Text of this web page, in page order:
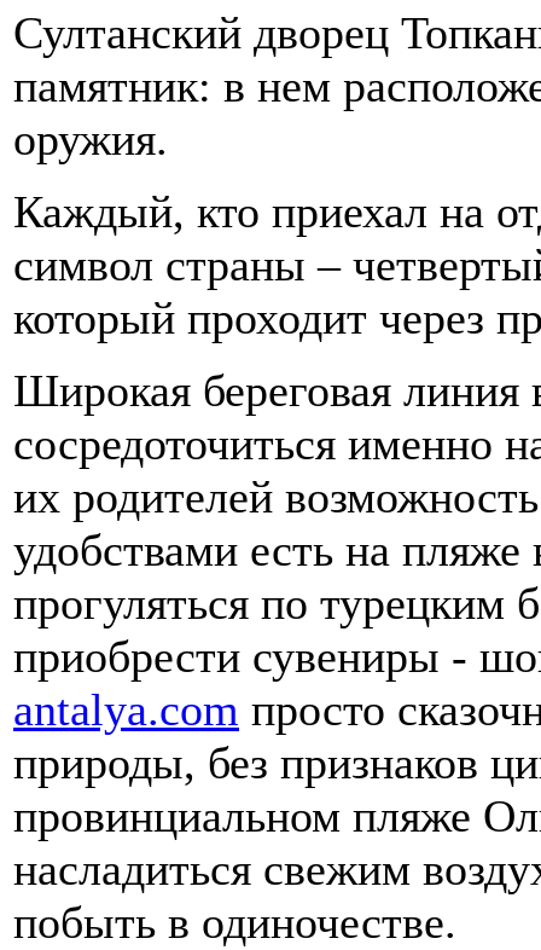
Султанский дворец
памятник: в нем
оружия.
Каждый, кто приехал на
символ страны –
который проходит через
Широкая береговая линия
сосредоточиться именно
их родителей
удобствами есть на
прогуляться по турецким
приобрести сувениры -
antalya.com просто
природы, без признаков
провинциальном пляже
насладиться свежим
побыть в одиночестве.